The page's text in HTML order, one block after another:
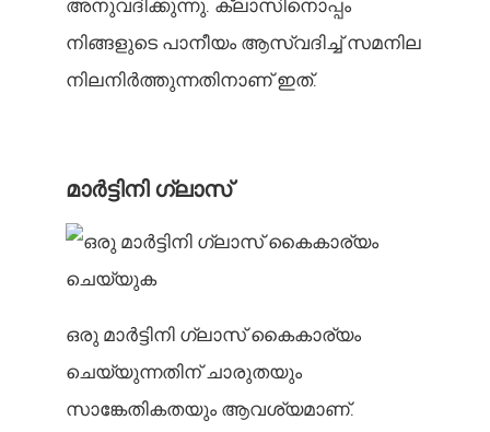
അനുവദിക്കുന്നു. ക്ലാസിനൊപ്പം
നിങ്ങളുടെ പാനീയം ആസ്വദിച്ച് സമനില
നിലനിർത്തുന്നതിനാണ് ഇത്.
മാർട്ടിനി ഗ്ലാസ്
ഒരു മാർട്ടിനി ഗ്ലാസ് കൈകാര്യം
ചെയ്യുന്നതിന് ചാരുതയും
സാങ്കേതികതയും ആവശ്യമാണ്.